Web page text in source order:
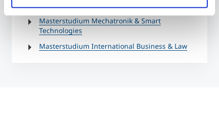
Bachelorstudium Business & Management
Masterstudium Mechatronik & Smart
Technologies
Masterstudium International Business & Law